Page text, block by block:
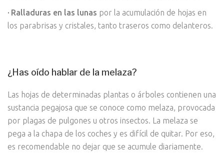
· Ralladuras en las lunas por la acumulación de hojas en
los parabrisas y cristales, tanto traseros como delanteros.
¿Has oído hablar de la melaza?
Las hojas de determinadas plantas o árboles contienen una
sustancia pegajosa que se conoce como melaza, provocada
por plagas de pulgones u otros insectos. La melaza se
pega a la chapa de los coches y es difícil de quitar. Por eso,
es recomendable no dejar que se acumule diariamente.